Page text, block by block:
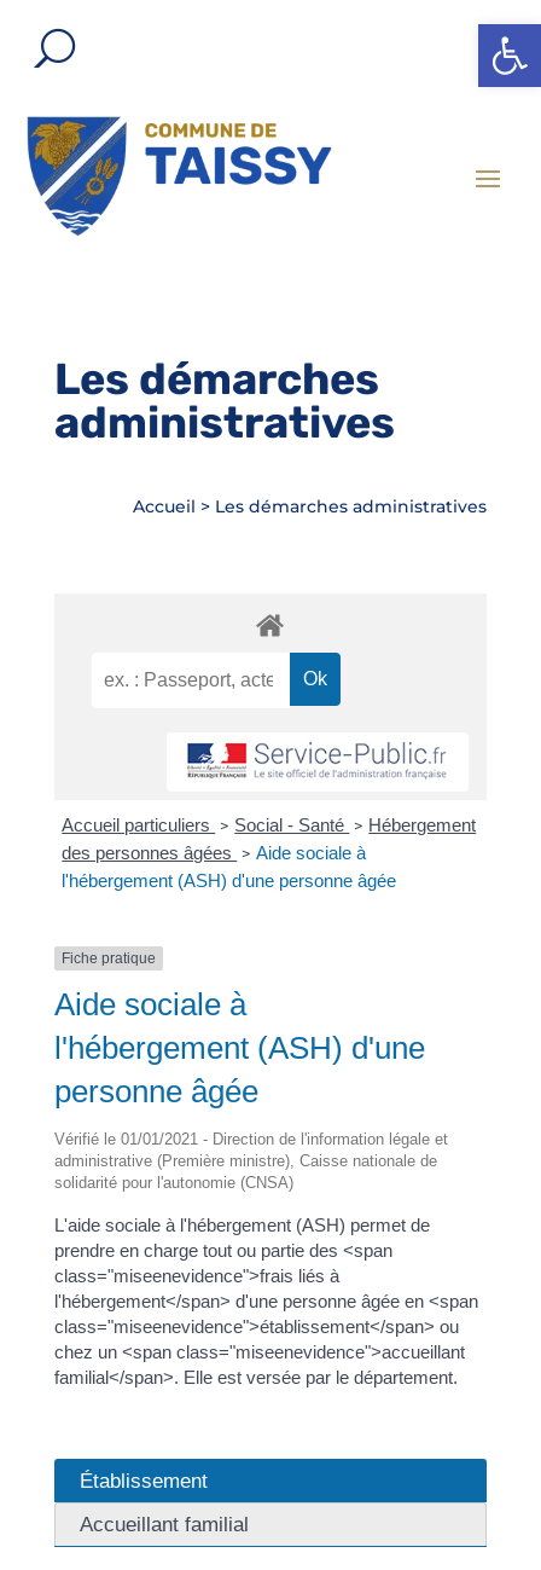
Ouvrir
Les démarches
administratives
Accueil > Les démarches administratives
Accueil particuliers > Social - Santé > Hébergement
des personnes âgées
> Aide sociale à
l'hébergement (ASH) d'une personne âgée
Fiche pratique
Aide sociale à
l'hébergement (ASH) d'une
personne âgée
Vérifié le 01/01/2021 - Direction de l'information légale et
administrative (Première ministre), Caisse nationale de
solidarité pour l'autonomie (CNSA)
L'aide sociale à l'hébergement (ASH) permet de
prendre en charge tout ou partie des <span
class="miseenevidence">frais liés à
l'hébergement</span> d'une personne âgée en <span
class="miseenevidence">établissement</span> ou
chez un <span class="miseenevidence">accueillant
familial</span>. Elle est versée par le département.
Établissement
Accueillant familial